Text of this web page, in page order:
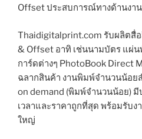
Offset ประสบการณ์ทางด้านงา
Thaidigitalprint.com รับผลิตสื่
& Offset อาทิ เช่นนามบัตร แผ่น
การ์ดต่างๆ PhotoBook Direct
ฉลากสินค้า งานพิมพ์จำนวนน้อย
on demand (พิมพ์จำนวนน้อย)
เวลาและราคาถูกที่สุด พร้อมรับ
ใหญ่